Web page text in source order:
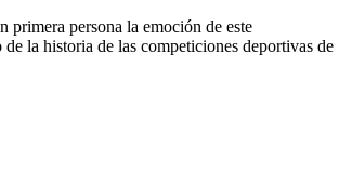
primera persona la emoción de este
la historia de las competiciones deportivas de